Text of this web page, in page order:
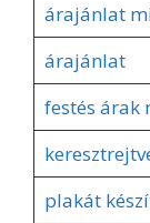
árajánlat
árajánlat
festés árak
plakát